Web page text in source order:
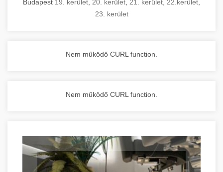
Budapest 19. kerület 20. kerület 21. kerület 22.kerület
23. kerület
Nem működő CURL function.
Nem működő CURL function.